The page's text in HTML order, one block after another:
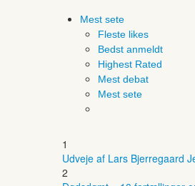
Mest sete
Fleste likes
Bedst anmeldt
Highest Rated
Mest debat
Mest sete
1
Udveje af Lars Bjerregaard
2